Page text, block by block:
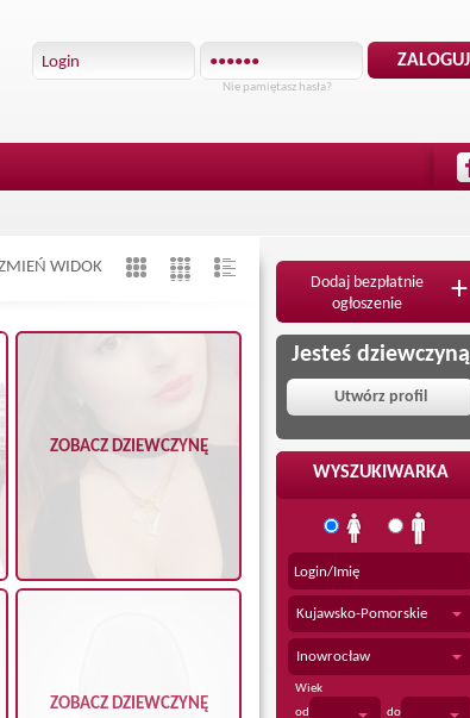
Nie pamiętasz hasła?
WIDOK
ZOBACZ DZIEWCZYNĘ
ZOBACZ DZIEWCZYNĘ
Dodaj bezpłatnie
ogłoszenie
+
Jesteś dziewczyną
Utwórz profil
WYSZUKIWARKA
Kujawsko-Pomorskie
Inowrocław
Wiek
od
do